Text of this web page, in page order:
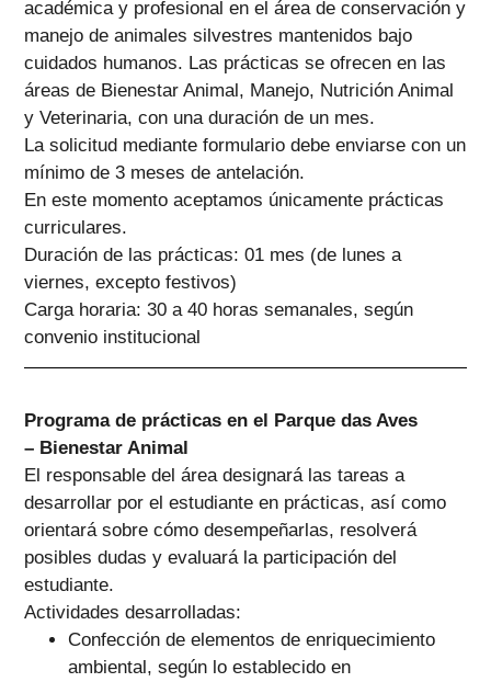
académica y profesional en el área de conservación y
manejo de animales silvestres mantenidos bajo
cuidados humanos. Las prácticas se ofrecen en las
áreas de Bienestar Animal, Manejo, Nutrición Animal
y Veterinaria, con una duración de un mes.
La solicitud mediante formulario debe enviarse con un
mínimo de 3 meses de antelación.
En este momento aceptamos únicamente prácticas
curriculares.
Duración de las prácticas: 01 mes (de lunes a
viernes, excepto festivos)
Carga horaria: 30 a 40 horas semanales, según
convenio institucional
Programa de prácticas en el Parque das Aves
– Bienestar Animal
El responsable del área designará las tareas a
desarrollar por el estudiante en prácticas, así como
orientará sobre cómo desempeñarlas, resolverá
posibles dudas y evaluará la participación del
estudiante.
Actividades desarrolladas:
Confección de elementos de enriquecimiento
ambiental, según lo establecido en